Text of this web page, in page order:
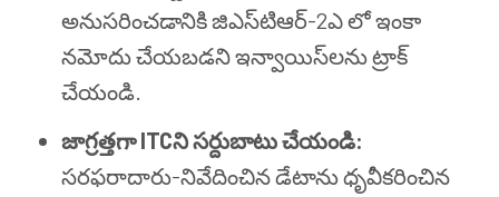
అనుసరించడానికి జిఎస్‌టి‌ఆర్-2ఎ లో ఇంకా
నమోదు చేయబడని ఇన్వాయిస్‌లను ట్రాక్
చేయండి.
జాగ్రత్తగా ITCని సర్దుబాటు చేయండి:
సరఫరాదారు-నివేదించిన డేటాను ధృవీకరించిన